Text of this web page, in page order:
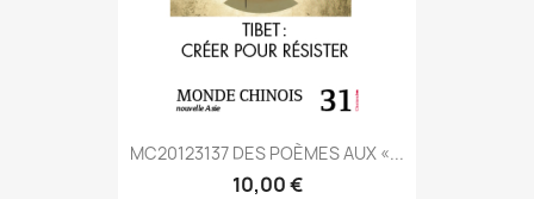
MC20123137 DES POÈMES AUX «...
10,00 €